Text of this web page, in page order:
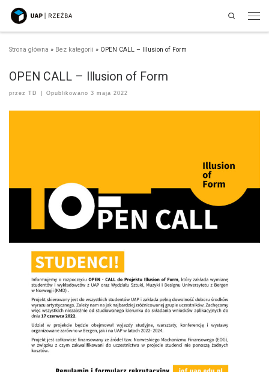
Przejdź do treści
Search
Strona główna » Bez kategorii » OPEN CALL – Illusion of Form
OPEN CALL – Illusion of Form
przez TD Opublikowano 3 maja 2022